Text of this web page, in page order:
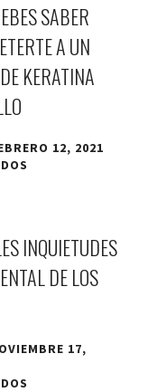
SABER
A UN
KERATINA
12, 2021
INQUIETUDES
DE LOS
17,